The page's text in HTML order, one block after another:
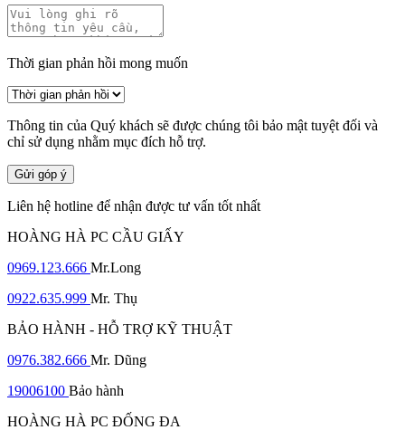
Thời gian phản hồi mong muốn
Thông tin của Quý khách sẽ được chúng tôi bảo mật tuyệt đối và
chỉ sử dụng nhằm mục đích hỗ trợ.
Gửi góp ý
Liên hệ hotline để nhận được tư vấn tốt nhất
HOÀNG HÀ PC CẦU GIẤY
0969.123.666 Mr.Long
0922.635.999 Mr. Thụ
BẢO HÀNH - HỖ TRỢ KỸ THUẬT
0976.382.666 Mr. Dũng
19006100 Bảo hành
HOÀNG HÀ PC ĐỐNG ĐA